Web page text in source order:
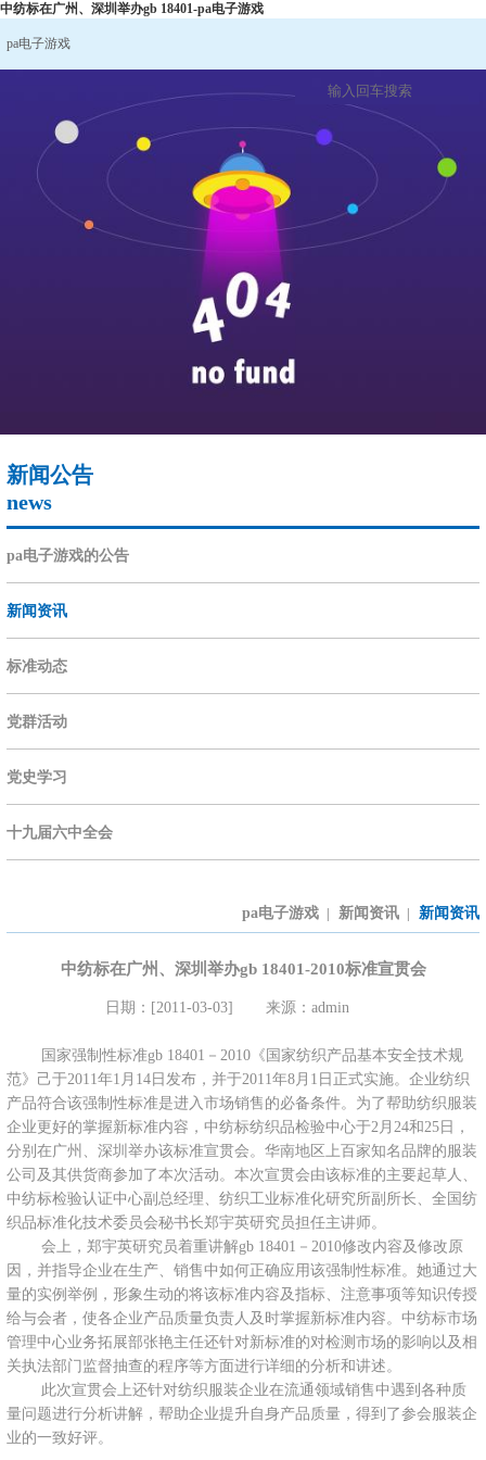
中纺标在广州、深圳举办gb 18401-pa电子游戏
pa电子游戏
新闻公告
news
pa电子游戏的公告
新闻资讯
标准动态
党群活动
党史学习
十九届六中全会
pa电子游戏 新闻资讯 新闻资讯
中纺标在广州、深圳举办gb 18401-2010标准宣贯会
日期：[2011-03-03] 来源：admin
国家强制性标准gb 18401－2010《国家纺织产品基本安全技术规
范》己于2011年1月14日发布，并于2011年8月1日 正式实施。企业纺织
产品符合该强制性标准是进入市场销售的必备条件。为了帮助纺织服装
企业更好的掌握新标准内容，中纺标纺织品检验中心于2月24和25日，
分别在广州、深圳举办该标准宣贯会。华南地区上百家知名品牌的服装
公司及其供货商参加了本次活动。本次宣贯会由该标准的主要起草人、
中纺标检验认证中心副总经理、纺织工业标准化研究所副所长、全国纺
织品标准化技术委员会秘书长郑宇英研究员担任主讲师。
会上，郑宇英研究员着重讲解gb 18401－2010修改内容及修改原
因，并指导企业在生产、销售中如何正确应用该强制性标准。她通过大
量的实例举例，形象生动的将该标准内容及指标、注意事项等知识传授
给与会者，使各企业产品质量负责人及时掌握新标准内容。中纺标市场
管理中心业务拓展部张艳主任还针对新标准的对检测市场的影响以及相
关执法部门监督抽查的程序等方面进行详细的分析和讲述。
此次宣贯会上还针对纺织服装企业在流通领域销售中遇到各种质
量问题进行分析讲解，帮助企业提升自身产品质量，得到了参会服装企
业的一致好评。